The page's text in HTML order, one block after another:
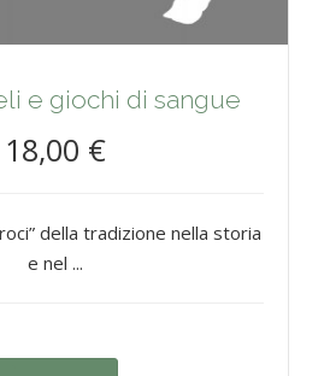
e giochi di sangue
18,00 €
della tradizione nella storia
e nel ...